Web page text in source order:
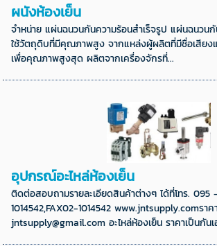
ผนังห้องเย็น
จำหน่าย แผ่นฉนวนกันความร้อนสำเร็จรูป แผ่นฉนวนกั
ใช้วัตถุดิบที่มีคุณภาพสูง จากแหล่งผู้ผลิตที่มีชื่อเสียงแ
เพื่อคุณภาพสูงสุด ผลิตจากเครื่องจักรที่...
อุปกรณ์อะไหล่ห้องเย็น
ติดต่อสอบถามรายละเอียดสินค้าต่างๆ ได้ที่โทร.
1014542,FAX02-1014542 www.jntsupply.comรา
jntsupply@gmail.com อะไหล่ห้องเย็น ราคาเป็นกัน